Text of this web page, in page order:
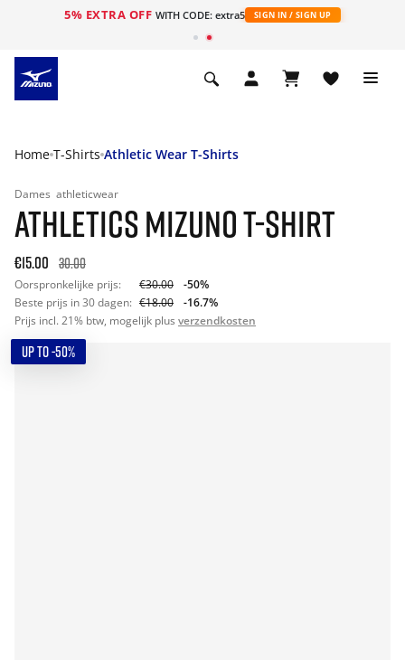
5% EXTRA OFF WITH CODE: extra5 SIGN IN / SIGN UP
Home T-Shirts Athletic Wear T-Shirts
Dames athleticwear
ATHLETICS MIZUNO T-SHIRT
€15.00 30.00
Oorspronkelijke prijs: €30.00
-50%
Beste prijs in 30 dagen: €18.00
-16.7%
Prijs incl. 21% btw, mogelijk plus verzendkosten
UP TO -50%